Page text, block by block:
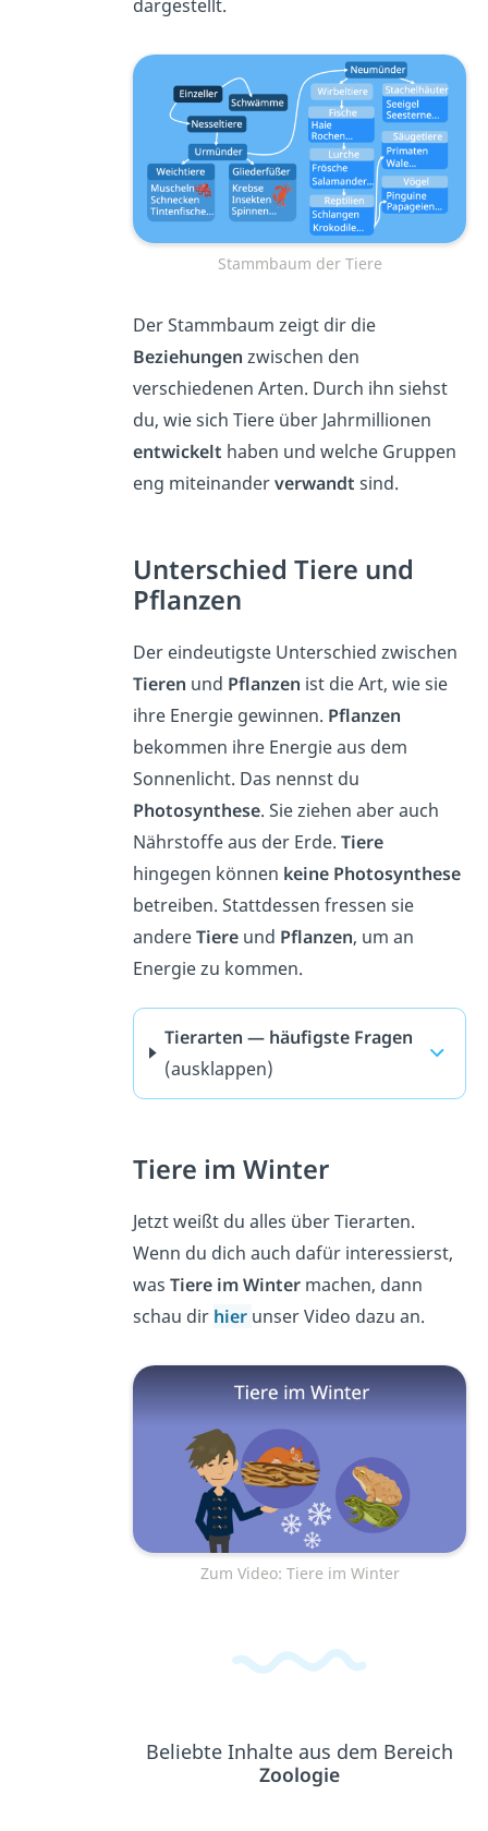
dargestellt.
Stammbaum der Tiere
Der Stammbaum zeigt dir die
Beziehungenzwischen den
verschiedenen Arten. Durch ihn siehst
du, wie sich Tiere über Jahrmillionen
entwickelt haben und welche Gruppen
eng miteinanderverwandt sind.
Unterschied Tiere und
Pflanzen
Der eindeutigste Unterschied zwischen
Tieren und Pflanzen ist die Art, wie sie
ihre Energie gewinnen. Pflanzen
bekommen ihre Energie aus dem
Sonnenlicht. Das nennst du
Photosynthese. Sie ziehen aber auch
Nährstoffe aus der Erde.Tiere
hingegen können keine Photosynthese
betreiben. Stattdessen fressen sie
andereTiere und Pflanzen, um an
Energie zu kommen.
Tierarten — häufigste Fragen
(ausklappen)
Tiere im Winter
Jetzt weißt du alles über Tierarten.
Wenn du dich auch dafür interessierst,
wasTiere im Winter machen, dann
schau dir hier unser Video dazu an.
Zum Video: Tiere im Winter
Beliebte Inhalte aus dem Bereich
Zoologie